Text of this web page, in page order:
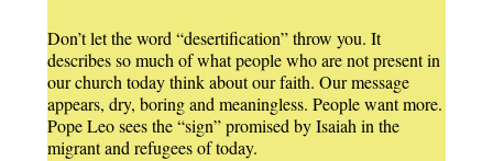
Don’t let the word “desertification” throw you. It
describes so much of what people who are not present in
our church today think about our faith. Our message
appears, dry, boring and meaningless. People want more.
Pope Leo sees the “sign” promised by Isaiah in the
migrant and refugees of today.